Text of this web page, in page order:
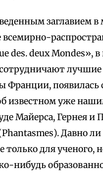
заглавием в
всемирно-
des. deux Mondes»,
сотрудничают лучшие
Франции, появилась
известном уже
Майерса, Гернея и
Давно
только для ученого,
нибудь